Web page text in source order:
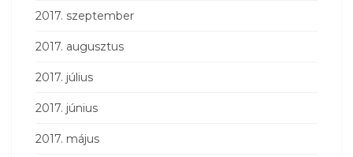
2017. szeptember
2017. augusztus
2017. július
2017. június
2017. május